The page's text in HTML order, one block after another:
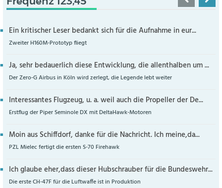
Ein kritischer Leser bedankt sich für die Aufnahme in eur...
Zweiter H160M-Prototyp fliegt
Ja, sehr bedauerlich diese Entwicklung, die allenthalben um ...
Der Zero-G Airbus in Köln wird zerlegt, die Legende lebt weiter
Interessantes Flugzeug, u. a. weil auch die Propeller der De...
Erstflug der Piper Seminole DX mit DeltaHawk-Motoren
Moin aus Schiffdorf, danke für die Nachricht. Ich meine,da...
PZL Mielec fertigt die ersten S-70 Firehawk
Ich glaube eher,dass dieser Hubschrauber für die Bundeswehr...
Die erste CH-47F für die Luftwaffe ist in Produktion